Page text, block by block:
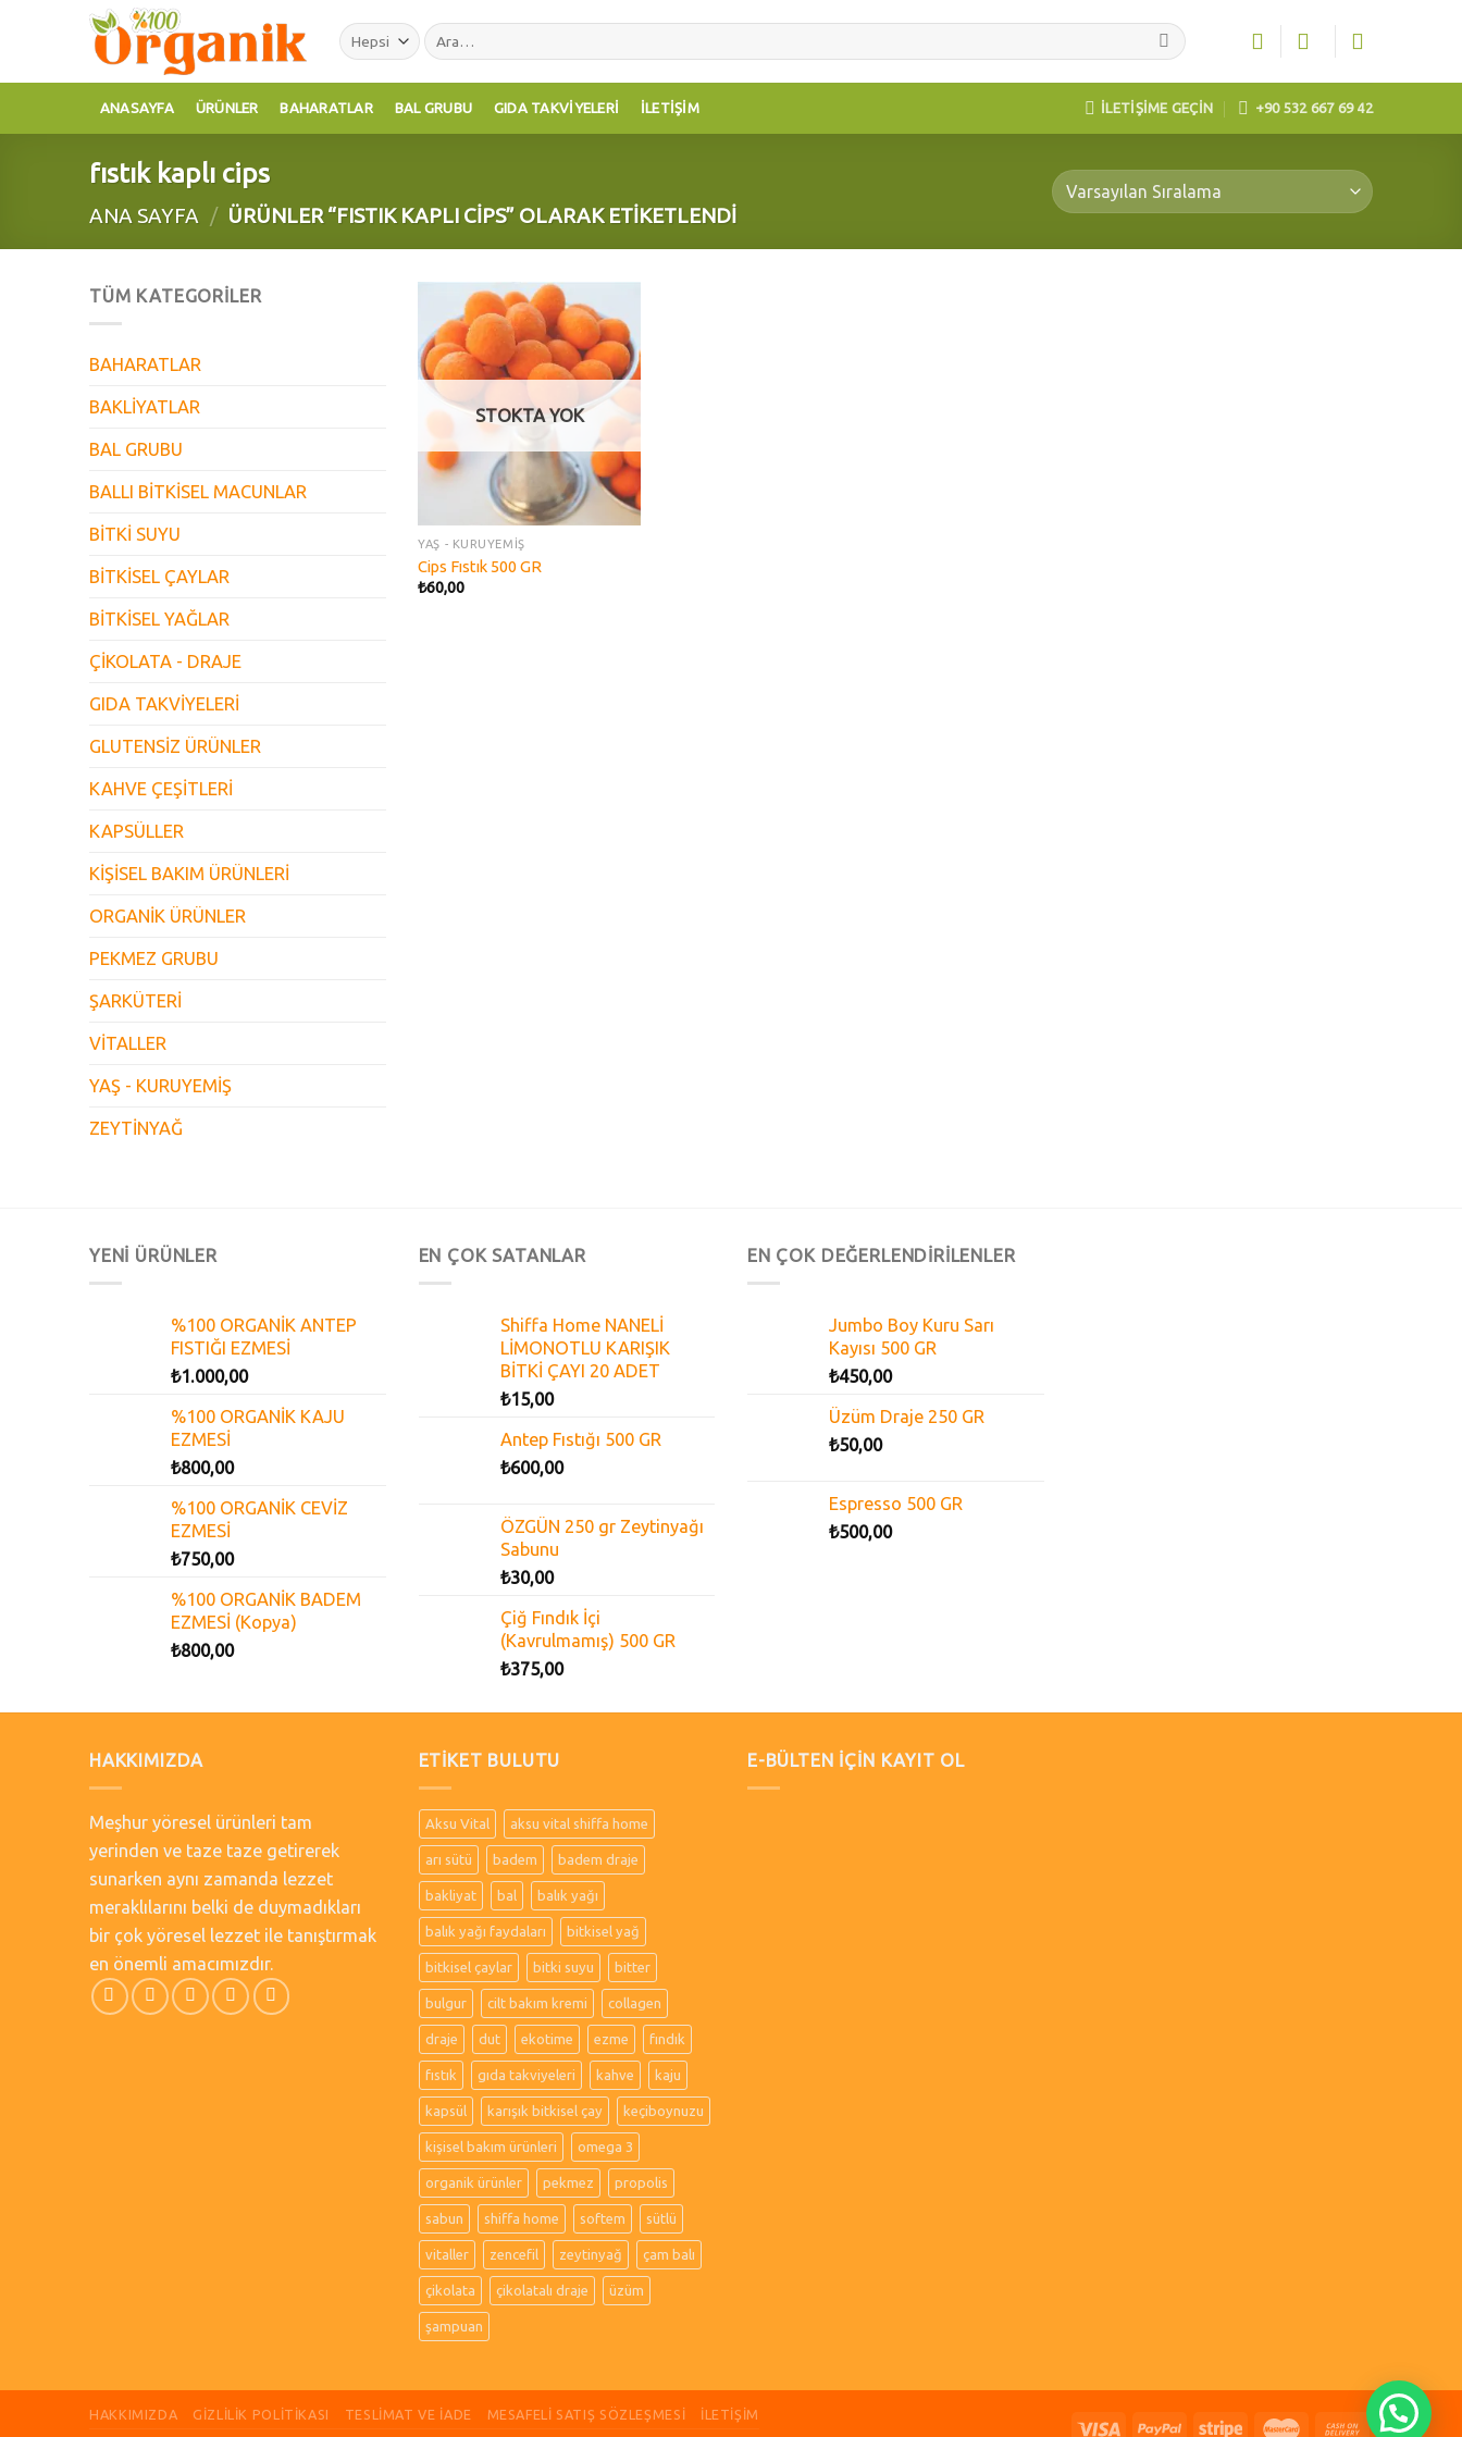
Ara:
ANASAYFA ÜRÜNLER BAHARATLAR BAL GRUBU GIDA TAKVIYELERI İLETIŞIM İLETİŞİME GEÇİN +90 532 667 69 42
fıstık kaplı cips
ANA SAYFA / ÜRÜNLER “FISTIK KAPLI CIPS” OLARAK ETIKETLENDI
TÜM KATEGORILER
BAHARATLAR
BAKLİYATLAR
BAL GRUBU
BALLI BİTKİSEL MACUNLAR
BİTKİ SUYU
BİTKİSEL ÇAYLAR
BİTKİSEL YAĞLAR
ÇİKOLATA - DRAJE
GIDA TAKVİYELERİ
GLUTENSİZ ÜRÜNLER
KAHVE ÇEŞİTLERİ
KAPSÜLLER
KİŞİSEL BAKIM ÜRÜNLERİ
ORGANİK ÜRÜNLER
PEKMEZ GRUBU
ŞARKÜTERİ
VİTALLER
YAŞ - KURUYEMİŞ
ZEYTİNYAĞ
Add to
wishlist
STOKTA YOK
YAŞ - KURUYEMİŞ
Cips Fıstık 500 GR
₺60,00
YENİ ÜRÜNLER
%100 ORGANİK ANTEP
FISTIĞI EZMESİ
₺1.000,00
%100 ORGANİK KAJU
EZMESİ
₺800,00
%100 ORGANİK CEVİZ
EZMESİ
₺750,00
%100 ORGANİK BADEM
EZMESİ (Kopya)
₺800,00
EN ÇOK SATANLAR
Shiffa Home NANELİ
LİMONOTLU KARIŞIK
BİTKİ ÇAYI 20 ADET
₺15,00
Antep Fıstığı 500 GR
₺600,00
ÖZGÜN 250 gr Zeytinyağı
Sabunu
₺30,00
Çiğ Fındık İçi
(Kavrulmamış) 500 GR
₺375,00
EN ÇOK DEĞERLENDİRİLENLER
Jumbo Boy Kuru Sarı
Kayısı 500 GR
₺450,00
Üzüm Draje 250 GR
₺50,00
Espresso 500 GR
₺500,00
HAKKIMIZDA
Meşhur yöresel ürünleri tam
yerinden ve taze taze getirerek
sunarken aynı zamanda lezzet
meraklılarını belki de duymadıkları
bir çok yöresel lezzet ile tanıştırmak
en önemli amacımızdır.
ETIKET BULUTU
Aksu Vital aksu vital shiffa home
arı sütü badem badem draje
bakliyat bal balık yağı
balık yağı faydaları bitkisel yağ
bitkisel çaylar bitki suyu bitter
bulgur cilt bakım kremi collagen
draje dut ekotime ezme fındık
fıstık gıda takviyeleri kahve kaju
kapsül karışık bitkisel çay keçiboynuzu
kişisel bakım ürünleri omega 3
organik ürünler pekmez propolis
sabun shiffa home softem sütlü
vitaller zencefil zeytinyağ çam balı
çikolata çikolatalı draje üzüm
şampuan
E-BÜLTEN İÇİN KAYIT OL
HAKKIMIZDA GIZLILIK POLITIKASI TESLIMAT VE İADE MESAFELI SATIŞ SÖZLEŞMESI İLETIŞIM